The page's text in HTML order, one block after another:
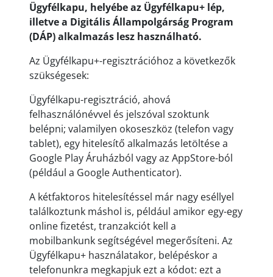
Ügyfélkapu, helyébe az Ügyfélkapu+ lép,
illetve a Digitális Állampolgárság Program
(DÁP) alkalmazás lesz használható.
Az Ügyfélkapu+-regisztrációhoz a következők
szükségesek:
Ügyfélkapu-regisztráció, ahová
felhasználónévvel és jelszóval szoktunk
belépni; valamilyen okoseszköz (telefon vagy
tablet), egy hitelesítő alkalmazás letöltése a
Google Play Áruházból vagy az AppStore-ból
(például a Google Authenticator).
A kétfaktoros hitelesítéssel már nagy eséllyel
találkoztunk máshol is, például amikor egy-egy
online fizetést, tranzakciót kell a
mobilbankunk segítségével megerősíteni. Az
Ügyfélkapu+ használatakor, belépéskor a
telefonunkra megkapjuk ezt a kódot: ezt a